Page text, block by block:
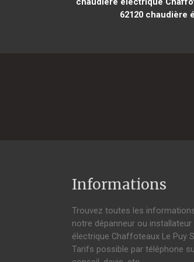
62120 chaudière
Informations
Trouvez toutes les
notre dépanneur ou
électrique Chaffoteaux Le Puy
Tarifs possible par téléphone